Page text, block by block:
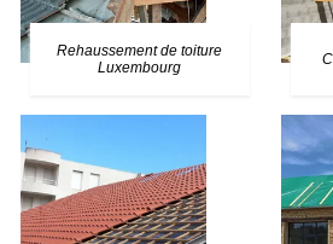
Rehaussement de toiture
Luxembourg